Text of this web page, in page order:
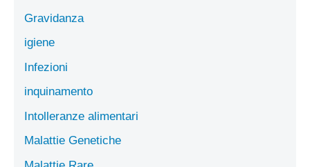
Gravidanza
igiene
Infezioni
inquinamento
Intolleranze alimentari
Malattie Genetiche